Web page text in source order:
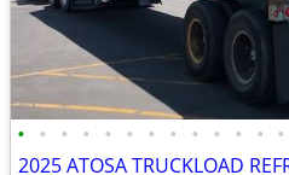
• • • • • • • • • • • • •